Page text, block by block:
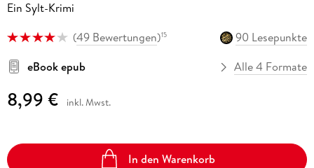
Ein Sylt-Krimi
(49 Bewertungen)15
90 Lesepunkte
eBook epub
Alle 4 Formate
8,99 € inkl. Mwst.
In den Warenkorb